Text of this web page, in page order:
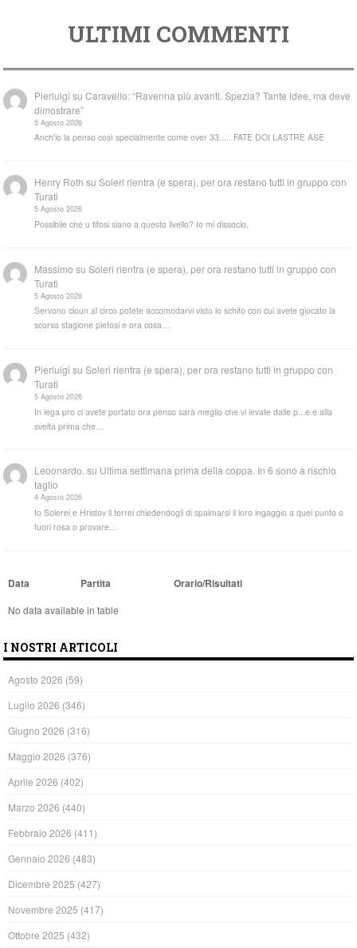
ULTIMI COMMENTI
Pierluigi suCaravello: “Ravenna più avanti. Spezia? Tante idee, ma deve
dimostrare”
5 Agosto 2026
Anch'io la penso così specialmente come over 33..... FATE DOI LASTRE ASE
Henry Roth suSoleri rientra (e spera), per ora restano tutti in gruppo con
Turati
5 Agosto 2026
Possibile che u tifosi siano a questo livello? Io mi dissocio.
Massimo suSoleri rientra (e spera), per ora restano tutti in gruppo con
Turati
5 Agosto 2026
Servono cloun al circo potete accomodarvi visto lo schifo con cui avete giocato la
scorsa stagione pietosi e ora cosa…
Pierluigi suSoleri rientra (e spera), per ora restano tutti in gruppo con
Turati
5 Agosto 2026
In lega pro ci avete portato ora penso sarà meglio che vi levate dalle p...e e alla
svelta prima che…
Leoonardo.su Ultima settimana prima della coppa. In 6 sono a rischio
taglio
4 Agosto 2026
Io Solerei e Hristov li terrei chiedendogli di spalmarsi il loro ingaggio a quel punto o
fuori rosa o provare…
Data Partita Orario/Risultati
No data available in table
I NOSTRI ARTICOLI
Agosto 2026 (59)
Luglio 2026 (346)
Giugno 2026 (316)
Maggio 2026 (376)
Aprile 2026 (402)
Marzo 2026 (440)
Febbraio 2026 (411)
Gennaio 2026 (483)
Dicembre 2025 (427)
Novembre 2025 (417)
Ottobre 2025 (432)